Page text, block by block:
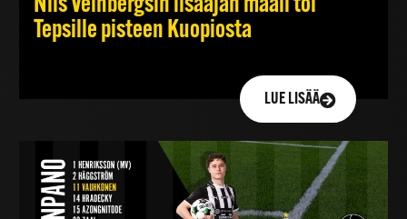
Nils Veinbergsin lisäajan maali toi
Tepsille pisteen Kuopiosta
LUE LISÄÄ